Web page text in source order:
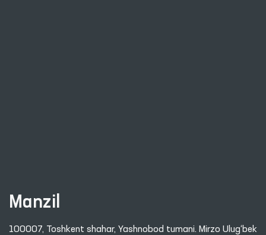
Manzil
100007, Toshkent shahar, Yashnobod tumani. Mirzo Ulug‘bek